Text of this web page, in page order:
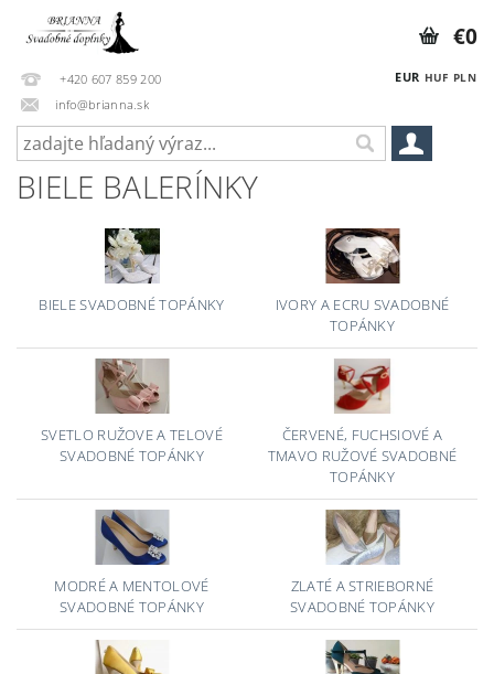
+420 607 859 200
info@brianna.sk
EUR HUF PLN
€0
BIELE BALERÍNKY
BIELE SVADOBNÉ TOPÁNKY
IVORY A ECRU SVADOBNÉ
TOPÁNKY
SVETLO RUŽOVE A TELOVÉ
SVADOBNÉ TOPÁNKY
ČERVENÉ, FUCHSIOVÉ A
TMAVO RUŽOVÉ SVADOBNÉ
TOPÁNKY
MODRÉ A MENTOLOVÉ
SVADOBNÉ TOPÁNKY
ZLATÉ A STRIEBORNÉ
SVADOBNÉ TOPÁNKY